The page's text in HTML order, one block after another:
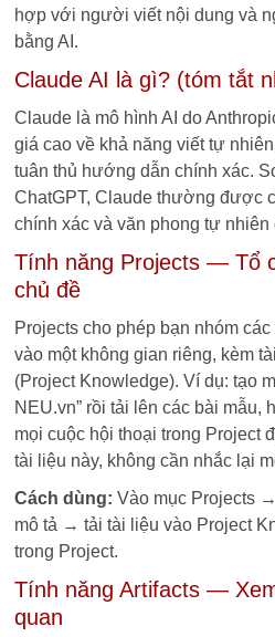
hợp với người viết nội dung và
bằng AI.
Claude AI là gì? (tóm tắt
Claude là mô hình AI do
giá cao về khả năng viết tự
tuân thủ hướng dẫn chính xác.
ChatGPT, Claude thường được
chính xác và văn phong tự nhiên
Tính năng Projects — Tổ
chủ đề
Projects cho phép bạn nhóm
vào một không gian riêng, kèm
(Project Knowledge). Ví dụ: tạo
NEU.vn” rồi tải lên các bài
mọi cuộc hội thoại trong Project
tài liệu này, không cần nhắc lại
Cách dùng: Vào mục Projects
mô tả → tải tài liệu vào Project
trong Project.
Tính năng Artifacts —
quan